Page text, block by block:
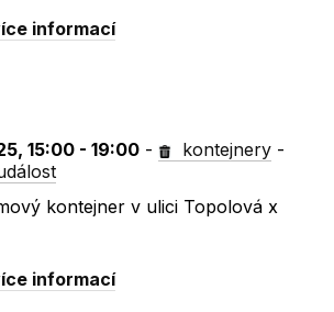
informací
15:00 - 19:00 - kontejnery -
kontejner v ulici Topolová x
informací